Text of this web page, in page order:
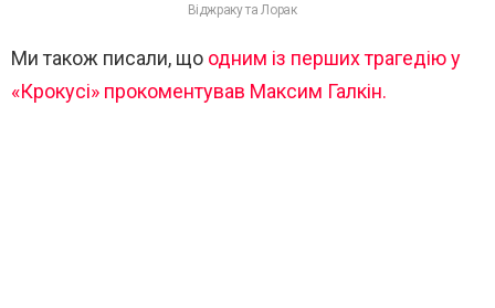
Віджраку та Лорак
Ми також писали, що одним із перших трагедію у
«Крокусі» прокоментував Максим Галкін.